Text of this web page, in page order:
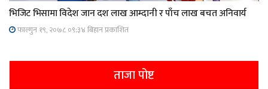
भिजिट भिसामा विदेश जान दश लाख आम्दानी र पाँच लाख बचत अनिवार्य
फाल्गुन १९, २०७८ ०९;३४ बिहान प्रकाशित
ताजा पोष्ट